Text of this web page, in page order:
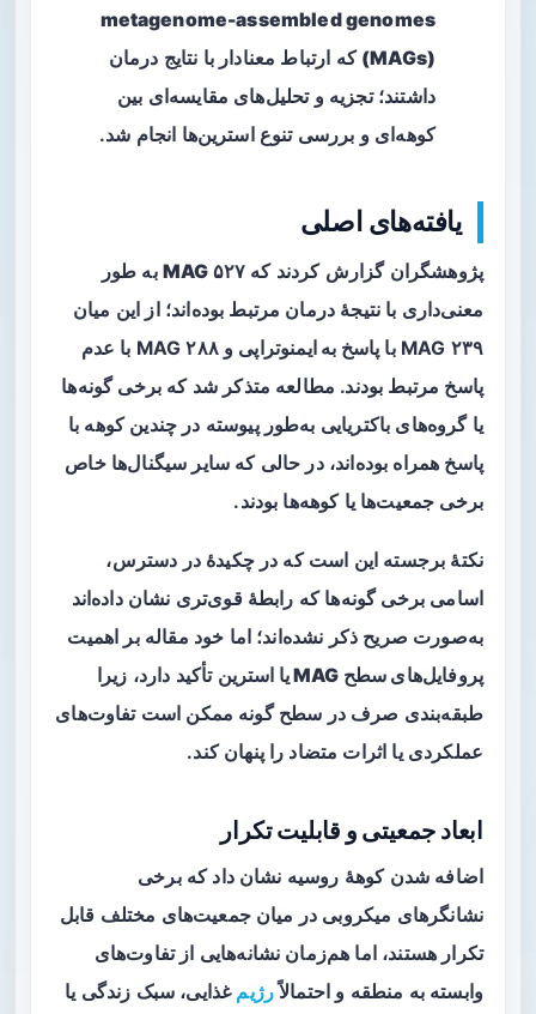
metagenome-assembled genomes
(MAGs) که ارتباط معنادار با نتایج درمان
داشتند؛ تجزیه و تحلیل‌های مقایسه‌ای بین
کوهه‌ای و بررسی تنوع استرین‌ها انجام شد.
یافته‌های اصلی
پژوهشگران گزارش کردند که ۵۲۷ MAG
به طور
معنی‌داری با نتیجهٔ درمان مرتبط بوده‌اند؛ از این میان
۲۳۹ MAG با
پاسخ به ایمنوتراپی و ۲۸۸ MAG با
عدم
پاسخ مرتبط بودند. مطالعه متذکر شد که برخی گونه‌ها
یا گروه‌های باکتریایی به‌طور پیوسته در چندین کوهه با
پاسخ همراه بوده‌اند، در حالی که سایر سیگنال‌ها خاص
برخی جمعیت‌ها یا کوهه‌ها بودند.
نکتهٔ برجسته این است که در چکیدهٔ در دسترس،
اسامی برخی گونه‌ها که رابطهٔ قوی‌تری نشان داده‌اند
به‌صورت صریح ذکر نشده‌اند؛ اما خود مقاله بر اهمیت
پروفایل‌های سطح MAG یا استرین
تأکید دارد، زیرا
طبقه‌بندی صرف در سطح گونه ممکن است تفاوت‌های
عملکردی یا اثرات متضاد را پنهان کند.
ابعاد جمعیتی و قابلیت تکرار
اضافه شدن کوههٔ روسیه نشان داد که برخی
نشانگرهای میکروبی در میان جمعیت‌های مختلف قابل
تکرار هستند، اما هم‌زمان نشانه‌هایی از تفاوت‌های
وابسته به منطقه و احتمالاًرژیم غذایی، سبک زندگی یا